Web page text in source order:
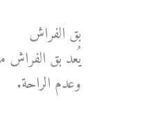
بق الفراش
يُعد بق الفراش
وعدم الراحة.